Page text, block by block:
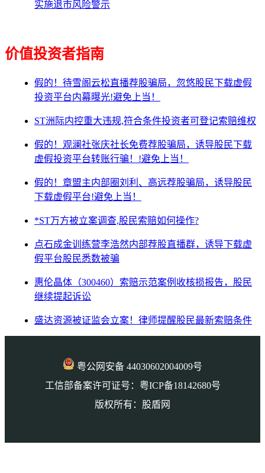
实施退市风险警示
价值投资者指南
假的！待雪阁云松直播荐股骗局，忽悠股民下载虚假
投资平台内幕曝光!避免上当！
ST洲际内控重大违规,符合条件投资者可登记索赔维权
假的！观澜社张庆社长免费荐股骗局，诱导股民下载
虚假投资平台转账行骗！!避免上当！
假的！章盟主内部圈刘利、高远荐股骗局，诱导股民
下载虚假平台!避免上当！
*ST万方被立案调查,股民索赔如何操作?
点石成金训练营李浩然内部荐股直播群，诱导下载虚
假平台股民悉数被骗
惠伦晶体（300460）索赔示范案例收核损报告，股民
继续提起诉讼
盛达资源被证监会立案！律师提醒股民最新索赔条件
粤公网安备 44030602004009号
工信部备案许可证号：粤ICP备18142680号
版权所有：股盾网